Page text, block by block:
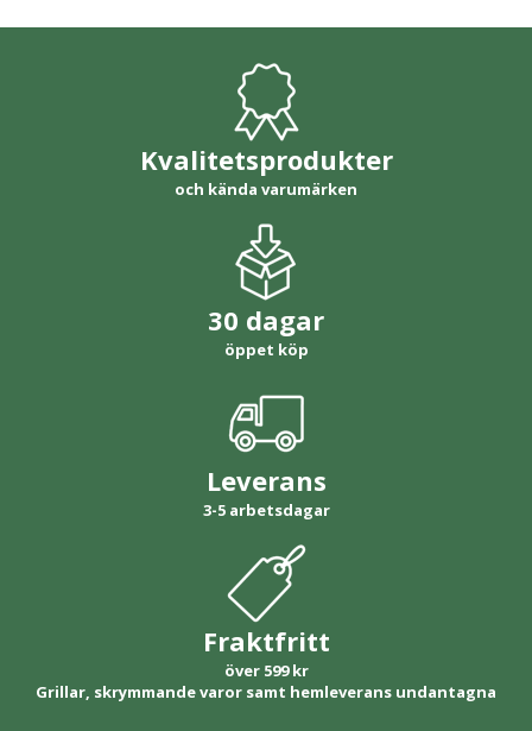
Kvalitetsprodukter
och kända varumärken
30 dagar
öppet köp
Leverans
3-5 arbetsdagar
Fraktfritt
över 599 kr
Grillar, skrymmande varor samt hemleverans undantagna